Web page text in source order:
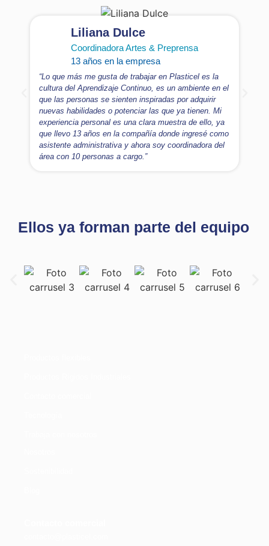
“Lo que más me gusta de trabajar en Plasticel es la
cultura del Aprendizaje Continuo, es un ambiente en el
que las personas se sienten inspiradas por adquirir
nuevas habilidades o potenciar las que ya tienen. Mi
experiencia personal es una clara muestra de ello, ya
que llevo 13 años en la compañía donde ingresé como
asistente administrativa y ahora soy coordinadora del
área con 10 personas a cargo.”
Liliana Dulce
Coordinadora Artes & Preprensa
13 años en la empresa
Ellos ya forman parte del equipo